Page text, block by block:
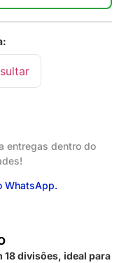
entregas dentro do
WhatsApp.
18 divisões, ideal para